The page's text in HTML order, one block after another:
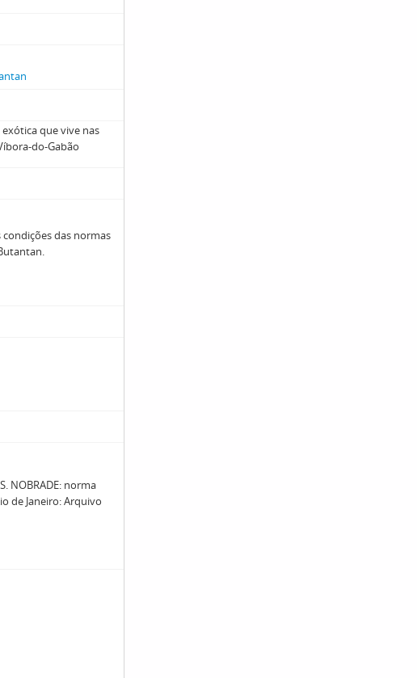
que vive nas
do-Gabão
das normas
NOBRADE: norma
de Janeiro: Arquivo